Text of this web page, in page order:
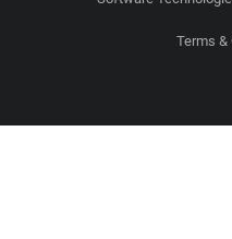
Terms &